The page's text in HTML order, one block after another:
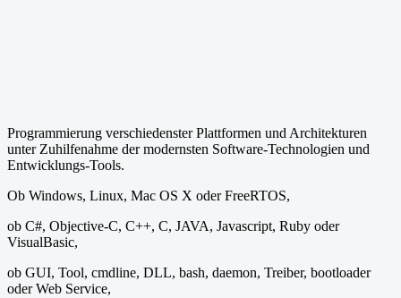
Programmierung verschiedenster Plattformen und Architekturen
unter Zuhilfenahme der modernsten Software-Technologien und
Entwicklungs-Tools.
Ob Windows, Linux, Mac OS X oder FreeRTOS,
ob C#, Objective-C, C++, C, JAVA, Javascript, Ruby oder
VisualBasic,
ob GUI, Tool, cmdline, DLL, bash, daemon, Treiber, bootloader
oder Web Service,